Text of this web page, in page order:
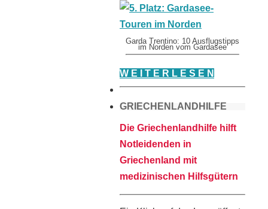
Garda Trentino: 10 Ausflugstipps
im Norden vom Gardasee
W E I T E R L E S E N
GRIECHENLANDHILFE
Die Griechenlandhilfe hilft
Notleidenden in
Griechenland mit
medizinischen Hilfsgütern